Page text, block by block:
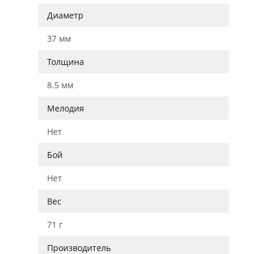
Диаметр
37 мм
Толщина
8.5 мм
Мелодия
Нет
Бой
Нет
Вес
71 г
Производитель